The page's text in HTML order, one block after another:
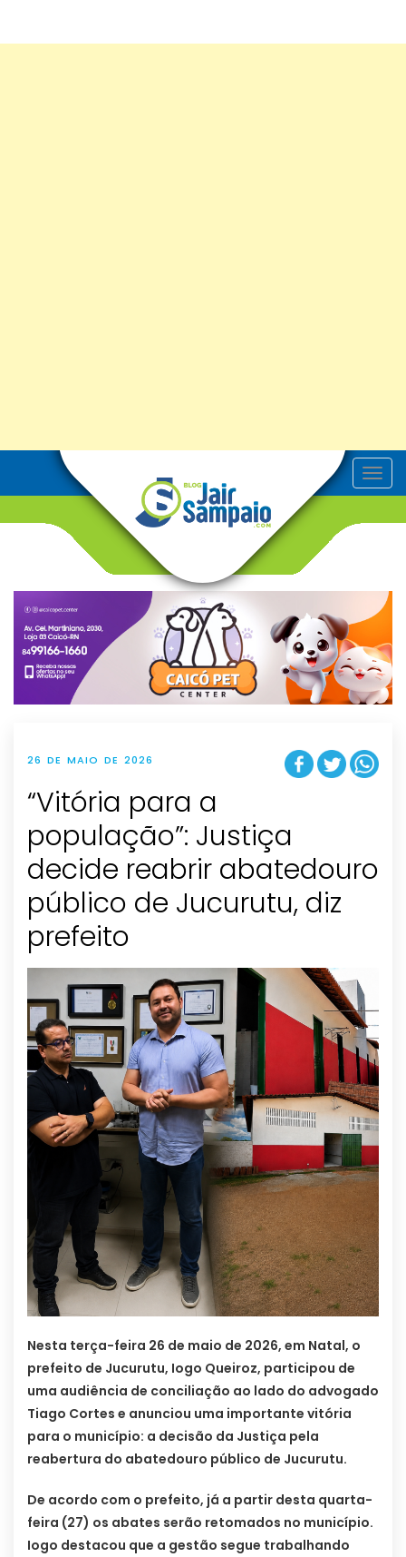
T
o
v
g
t
i
o
n
26 DE MAIO DE 2026
“Vitória para a
população”: Justiça
decide reabrir abatedouro
público de Jucurutu, diz
prefeito
Nesta terça-feira 26 de maio de 2026, em Natal, o
prefeito de Jucurutu, Iogo Queiroz, participou de
uma audiência de conciliação ao lado do advogado
Tiago Cortes e anunciou uma importante vitória
para o município: a decisão da Justiça pela
reabertura do abatedouro público de Jucurutu.
De acordo com o prefeito, já a partir desta quarta-
feira (27) os abates serão retomados no município.
Iogo destacou que a gestão segue trabalhando